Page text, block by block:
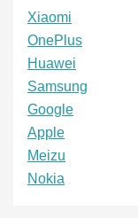
Xiaomi
OnePlus
Huawei
Samsung
Google
Apple
Meizu
Nokia